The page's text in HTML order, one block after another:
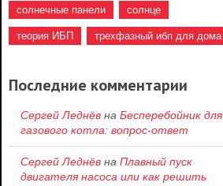
солнечные панели солнце
теория ИБП трехфазный ибп для дома
Последние комментарии
Сергей Леднёв наБесперебойник для
газового котла: вопрос-ответ
Сергей Леднёв наПлавный пуск
двигателя насоса или как решить